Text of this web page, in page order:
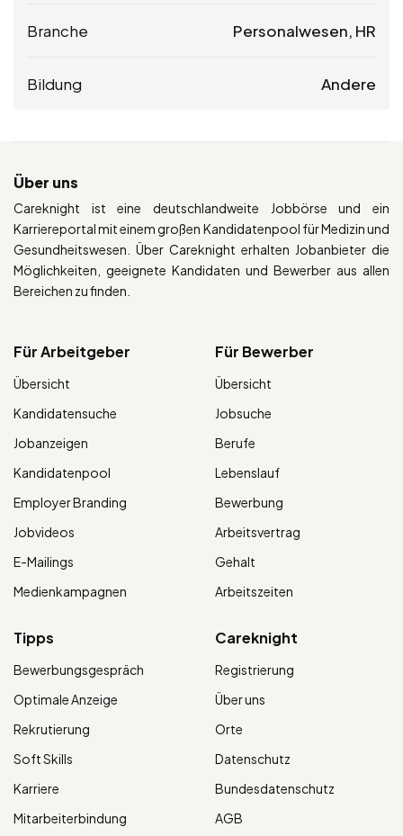
Branche Personalwesen, HR
Bildung Andere
Über uns
Careknight ist eine deutschlandweite Jobbörse und ein
Karriereportal mit einem großen Kandidatenpool für Medizin und
Gesundheitswesen. Über Careknight erhalten Jobanbieter die
Möglichkeiten, geeignete Kandidaten und Bewerber aus allen
Bereichen zu finden.
Für Arbeitgeber
Übersicht
Kandidatensuche
Jobanzeigen
Kandidatenpool
Employer Branding
Jobvideos
E-Mailings
Medienkampagnen
Für Bewerber
Übersicht
Jobsuche
Berufe
Lebenslauf
Bewerbung
Arbeitsvertrag
Gehalt
Arbeitszeiten
Tipps
Bewerbungsgespräch
Optimale Anzeige
Rekrutierung
Soft Skills
Karriere
Mitarbeiterbindung
Careknight
Registrierung
Über uns
Orte
Datenschutz
Bundesdatenschutz
AGB